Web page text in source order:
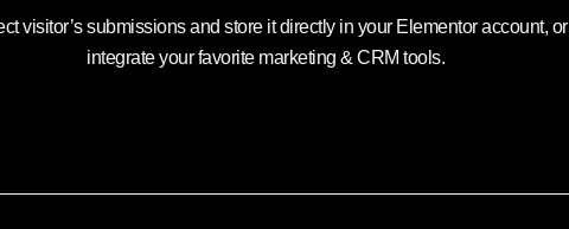
visitor’s submissions and store it directly in your Elementor account, or
integrate your favorite marketing & CRM tools.